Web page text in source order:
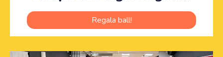
Regala ball!